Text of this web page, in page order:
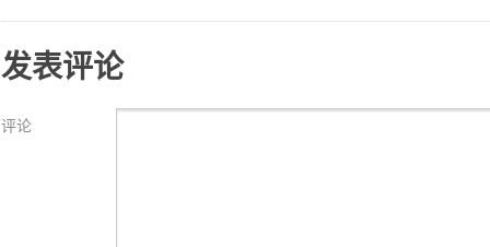
发表评论
评论